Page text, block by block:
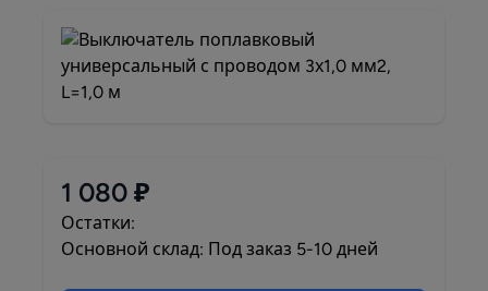
1 080 ₽
Остатки:
Основной склад: Под заказ 5-10 дней